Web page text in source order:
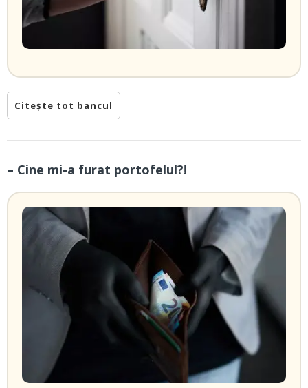
Citește tot bancul
– Cine mi-a furat portofelul?!